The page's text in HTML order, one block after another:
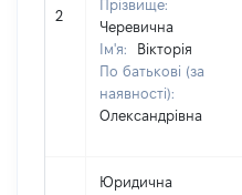
2
Прізвище:
Черевична
Ім'я:
Вікторія
По батькові (за
наявності):
Олександрівна
Юридична